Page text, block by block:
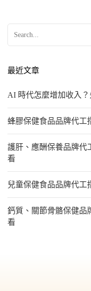
字:
最近文章
AI 時代怎麼增加收入？
蜂膠保健食品品牌代工
護肝、應酬保養品牌代
看
兒童保健食品品牌代工
鈣質、關節骨骼保健品
看